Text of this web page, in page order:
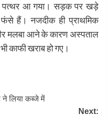
पत्थर आ गया। सड़क पर खड़े
हैं। नजदीक ही प्राथमिक
मलबा आने के कारण अस्पताल
काफी खराब हो गए।
लिया कब्जे में
Next: